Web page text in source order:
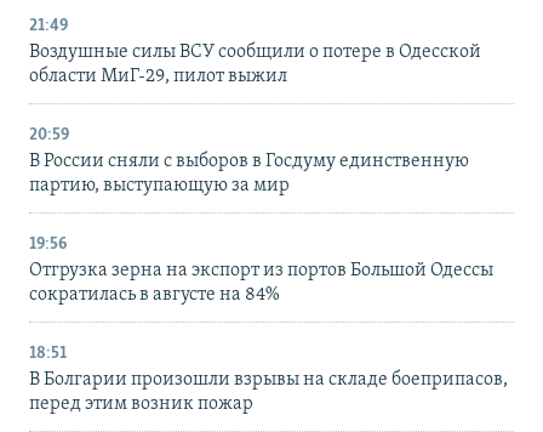
21:49
Воздушные силы ВСУ сообщили о потере в Одесской
области МиГ-29, пилот выжил
20:59
В России сняли с выборов в Госдуму единственную
партию, выступающую за мир
19:56
Отгрузка зерна на экспорт из портов Большой Одессы
сократилась в августе на 84%
18:51
В Болгарии произошли взрывы на складе боеприпасов,
перед этим возник пожар